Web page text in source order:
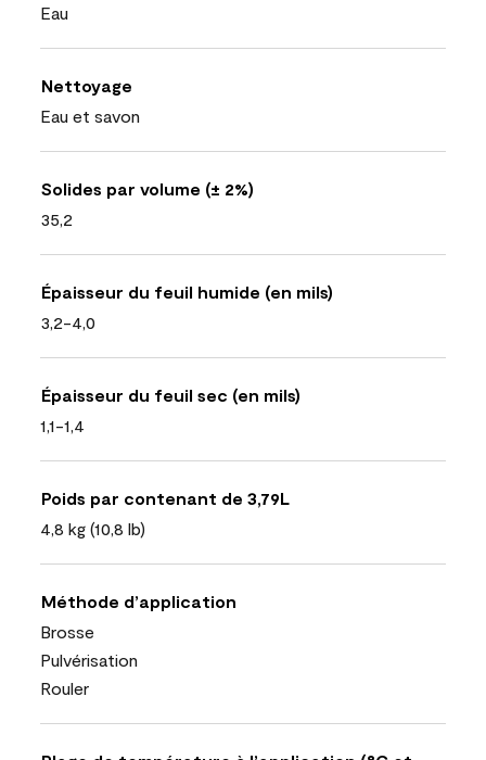
Eau
Nettoyage
Eau et savon
Solides par volume (± 2%)
35,2
Épaisseur du feuil humide (en mils)
3,2-4,0
Épaisseur du feuil sec (en mils)
1,1-1,4
Poids par contenant de 3,79L
4,8 kg (10,8 lb)
Méthode d’application
Brosse
Pulvérisation
Rouler